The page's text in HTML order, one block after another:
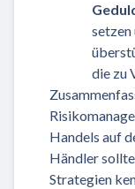
setzen
die zu
Handels auf
Händler
Strategien